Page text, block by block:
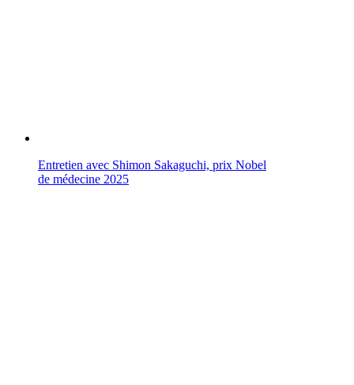
Entretien avec Shimon Sakaguchi, prix Nobel
de médecine 2025